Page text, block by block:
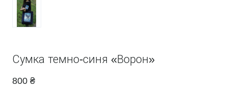
Сумка темно-синя «Ворон»
800 ₴